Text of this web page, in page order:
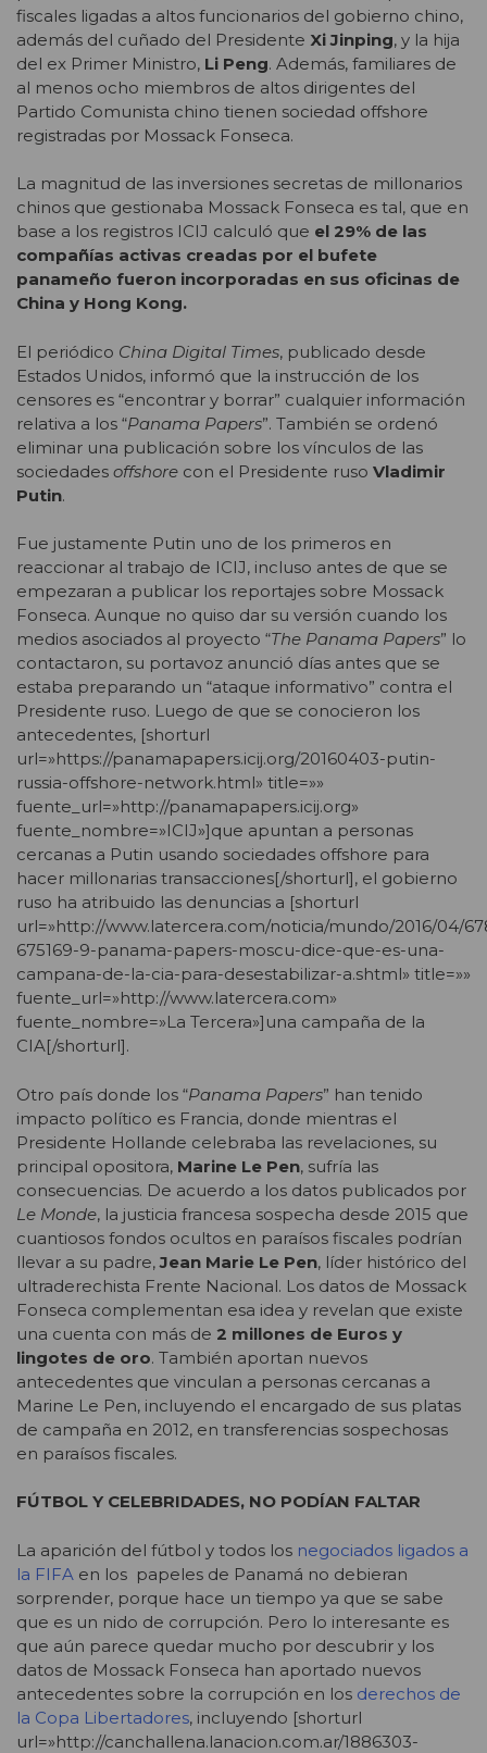
fiscales ligadas a altos funcionarios del gobierno chino,
además del cuñado del Presidente Xi Jinping, y la hija
del ex Primer Ministro, Li Peng. Además, familiares de
al menos ocho miembros de altos dirigentes del
Partido Comunista chino tienen sociedad offshore
registradas por Mossack Fonseca.
La magnitud de las inversiones secretas de millonarios
chinos que gestionaba Mossack Fonseca es tal, que en
base a los registros ICIJ calculó que el 29% de las
compañías activas creadas por el bufete
panameño fueron incorporadas en sus oficinas de
China y Hong Kong.
El periódico China Digital Times, publicado desde
Estados Unidos, informó que la instrucción de los
censores es “encontrar y borrar” cualquier información
relativa a los “Panama Papers”. También se ordenó
eliminar una publicación sobre los vínculos de las
sociedades offshore con el Presidente ruso Vladimir
Putin.
Fue justamente Putin uno de los primeros en
reaccionar al trabajo de ICIJ, incluso antes de que se
empezaran a publicar los reportajes sobre Mossack
Fonseca. Aunque no quiso dar su versión cuando los
medios asociados al proyecto “The Panama Papers” lo
contactaron, su portavoz anunció días antes que se
estaba preparando un “ataque informativo” contra el
Presidente ruso. Luego de que se conocieron los
antecedentes, [shorturl
url=»https://panamapapers.icij.org/20160403-putin-
russia-offshore-network.html» title=»»
fuente_url=»http://panamapapers.icij.org»
fuente_nombre=»ICIJ»]que apuntan a personas
cercanas a Putin usando sociedades offshore para
hacer millonarias transacciones[/shorturl], el gobierno
ruso ha atribuido las denuncias a [shorturl
url=»http://www.latercera.com/noticia/mundo/2016/04/
675169-9-panama-papers-moscu-dice-que-es-una-
campana-de-la-cia-para-desestabilizar-a.shtml» title=»»
fuente_url=»http://www.latercera.com»
fuente_nombre=»La Tercera»]una campaña de la
CIA[/shorturl].
Otro país donde los “Panama Papers” han tenido
impacto político es Francia, donde mientras el
Presidente Hollande celebraba las revelaciones, su
principal opositora, Marine Le Pen, sufría las
consecuencias. De acuerdo a los datos publicados por
Le Monde, la justicia francesa sospecha desde 2015 que
cuantiosos fondos ocultos en paraísos fiscales podrían
llevar a su padre,Jean Marie Le Pen, líder histórico del
ultraderechista Frente Nacional. Los datos de Mossack
Fonseca complementan esa idea y revelan que existe
una cuenta con más de 2 millones de Euros y
lingotes de oro. También aportan nuevos
antecedentes que vinculan a personas cercanas a
Marine Le Pen, incluyendo el encargado de sus platas
de campaña en 2012, en transferencias sospechosas
en paraísos fiscales.
FÚTBOL Y CELEBRIDADES, NO PODÍAN FALTAR
La aparición del fútbol y todos los negociados ligados a
la FIFA en los papeles de Panamá no debieran
sorprender, porque hace un tiempo ya que se sabe
que es un nido de corrupción. Pero lo interesante es
que aún parece quedar mucho por descubrir y los
datos de Mossack Fonseca han aportado nuevos
antecedentes sobre la corrupción en los derechos de
la Copa Libertadores, incluyendo [shorturl
url=»http://canchallena.lanacion.com.ar/1886303-